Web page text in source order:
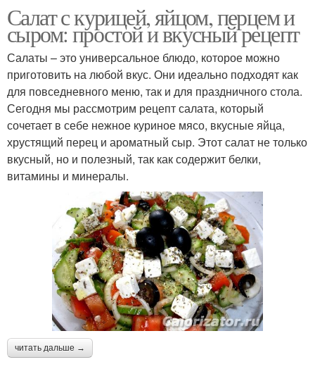
Салат с курицей, яйцом, перцем и
сыром: простой и вкусный рецепт
Салаты – это универсальное блюдо, которое можно
приготовить на любой вкус. Они идеально подходят как
для повседневного меню, так и для праздничного стола.
Сегодня мы рассмотрим рецепт салата, который
сочетает в себе нежное куриное мясо, вкусные яйца,
хрустящий перец и ароматный сыр. Этот салат не только
вкусный, но и полезный, так как содержит белки,
витамины и минералы.
читать дальше →